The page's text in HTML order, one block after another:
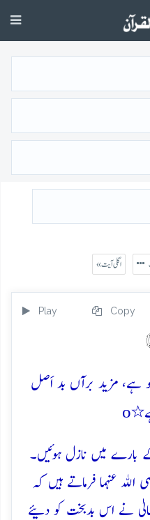
« اگلی آیت
Play Copy
ہے، مزید برآں بد اَصل
o
بارے میں نازل ہوئیں۔
عنہما فرماتے ہیں کہ
نے اس بدبخت کو دئیے